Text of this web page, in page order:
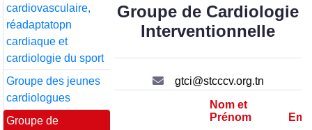
cardiovasculaire,
réadaptatopn
cardiaque et
cardiologie du sport
Groupe des jeunes
cardiologues
Groupe de
Groupe de Cardiologie
Interventionnelle
gtci@stcccv.org.tn
Nom et
Prénom